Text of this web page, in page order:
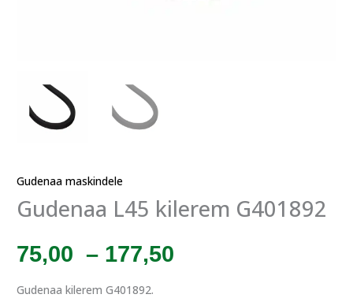
Gudenaa maskindele
Gudenaa L45 kilerem G401892
75,00 – 177,50
Gudenaa kilerem G401892.